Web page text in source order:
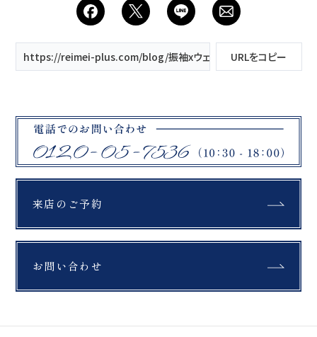
https://reimei-plus.com/blog/振袖xウェディングドレス/
URLをコピー
来店のご予約
お問い合わせ